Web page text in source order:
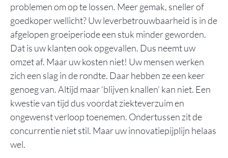
problemen om op te lossen. Meer gemak, sneller of
goedkoper wellicht? Uw leverbetrouwbaarheid is in de
afgelopen groeiperiode een stuk minder geworden.
Dat is uw klanten ook opgevallen. Dus neemt uw
omzet af. Maar uw kosten niet! Uw mensen werken
zich een slag in de rondte. Daar hebben ze een keer
genoeg van. Altijd maar ‘blijven knallen’ kan niet. Een
kwestie van tijd dus voordat ziekteverzuim en
ongewenst verloop toenemen. Ondertussen zit de
concurrentie niet stil. Maar uwinnovatiepijplijn helaas
wel.